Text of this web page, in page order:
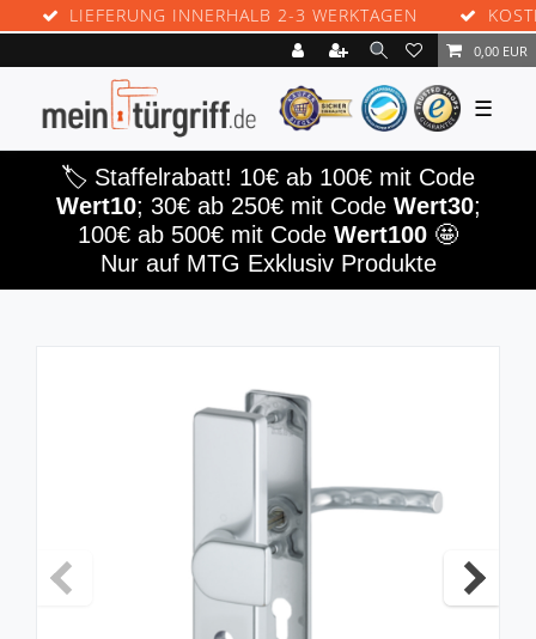
LIEFERUNG INNERHALB 2-3 WERKTAGEN
0,00 EUR
☰
🏷️ Staffelrabatt! 10€ ab 100€ mit Code
Wert10; 30€ ab 250€ mit Code Wert30;
100€ ab 500€ mit Code Wert100 🤩
Nur auf MTG Exklusiv Produkte